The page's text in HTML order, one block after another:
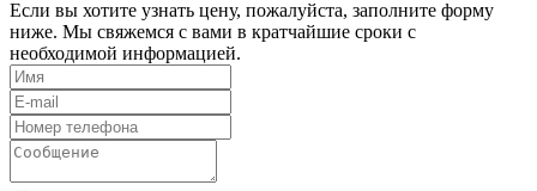
Если вы хотите узнать цену, пожалуйста, заполните форму
ниже. Мы свяжемся с вами в кратчайшие сроки с
необходимой информацией.